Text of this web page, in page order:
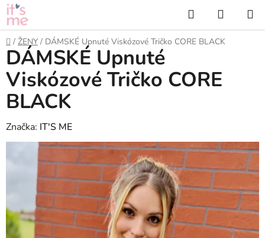
Přejít
na
obsah
Hledat
KOŠÍK
Domů
/ ŽENY / DÁMSKÉ Upnuté Viskózové Tričko CORE BLACK
DÁMSKÉ Upnuté
Viskózové Tričko CORE
BLACK
Značka: IT'S ME